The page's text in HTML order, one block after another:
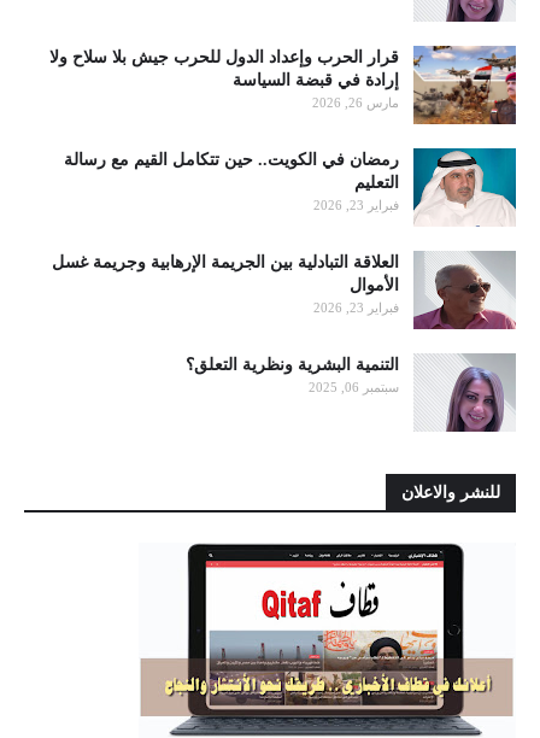
قرار الحرب وإعداد الدول للحرب جيش بلا سلاح ولا
إرادة في قبضة السياسة
مارس 26, 2026
رمضان في الكويت.. حين تتكامل القيم مع رسالة
التعليم
فبراير 23, 2026
العلاقة التبادلية بين الجريمة الإرهابية وجريمة غسل
الأموال
فبراير 23, 2026
التنمية البشرية ونظرية التعلق؟
سبتمبر 06, 2025
للنشر والاعلان